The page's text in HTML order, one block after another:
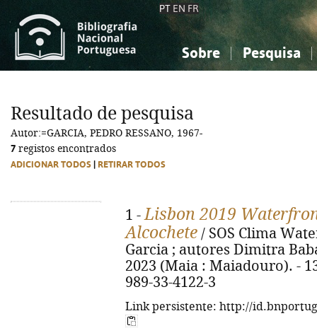
PT EN FR
Sobre Pesquisa
Ciências sociais...
Ciências sociais...
Resultado de pesquisa
Autor:=GARCIA, PEDRO RESSANO, 1967-
7 registos encontrados
ADICIONAR TODOS RETIRAR TODOS
1 -Lisbon 2019
Alcochete / SOS Clima
Garcia ; autores Dimitra
2023 (Maia : Maiadouro). -
989-33-4122-3
Link persistente: http://